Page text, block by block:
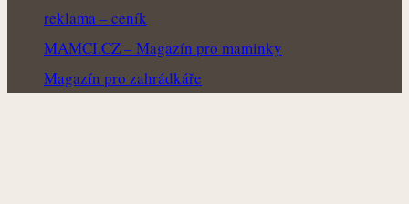
reklama – ceník
MAMCI.CZ – Magazín pro maminky
Magazín pro zahrádkáře